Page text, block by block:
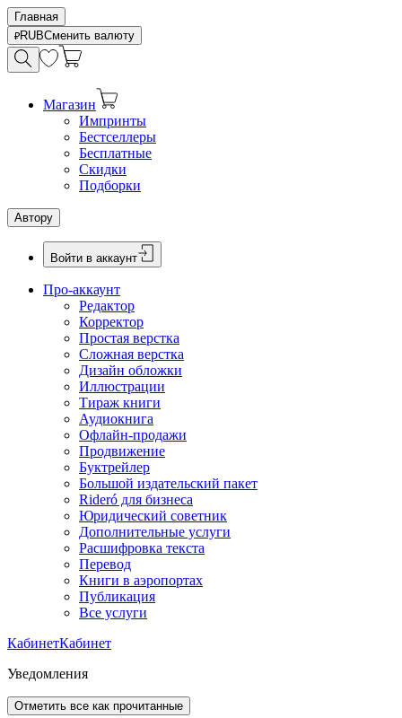
Главная
RUBСменить валюту
Магазин
Импринты
Бестселлеры
Бесплатные
Скидки
Подборки
Автору
Войти в аккаунт
Про-аккаунт
Редактор
Корректор
Простая верстка
Сложная верстка
Дизайн обложки
Иллюстрации
Тираж книги
Аудиокнига
Офлайн-продажи
Продвижение
Буктрейлер
Большой издательский пакет
Rideró для бизнеса
Юридический советник
Дополнительные услуги
Расшифровка текста
Перевод
Книги в аэропортах
Публикация
Все услуги
КабинетКабинет
Уведомления
Отметить все как прочитанные